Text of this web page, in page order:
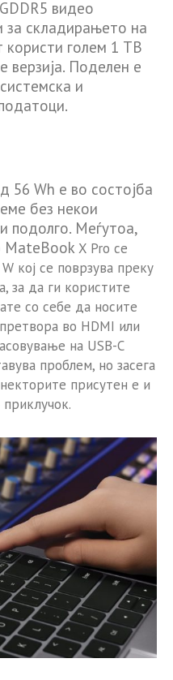
видео
за складирањето на
користи голем 1 TB
верзија. Поделен е
и
56 Wh е во состојба
без некои
подолго. Меѓутоа,
MateBook X Pro се
кој се поврзува преку
за да ги користите
со себе да носите
во HDMI или
на USB-C
проблем, но засега
присутен е и